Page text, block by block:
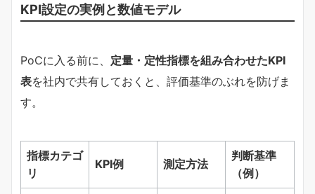
KPI設定の実例と数値モデル
PoCに入る前に、 定量・定性指標を組み合わせたKPI
表を社内で共有しておくと、評価基準のぶれを防げま
す。
指標カテゴ
リ
KPI例 測定方法
判断基準
（例）